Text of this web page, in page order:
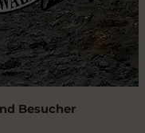
Besucher